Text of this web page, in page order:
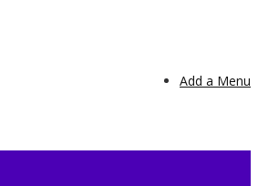
Add a Menu